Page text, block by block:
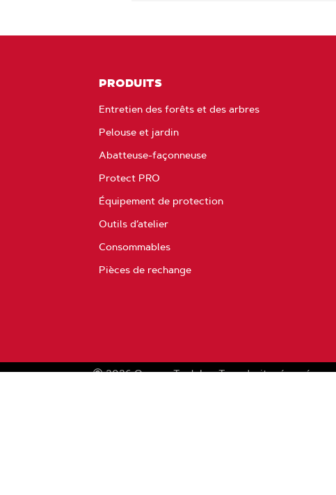
PRODUITS
Entretien des forêts et des arbres
Pelouse et jardin
Abatteuse-façonneuse
Protect PRO
Équipement de protection
Outils d’atelier
Consommables
Pièces de rechange
2026 Oregon Tool, Inc. Tous droits réservés